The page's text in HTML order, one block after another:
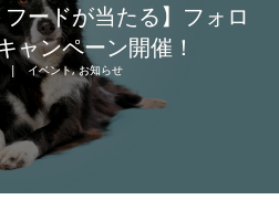
フードが当たる】フォロ
ャンペーン開催！
イベント,お知らせ